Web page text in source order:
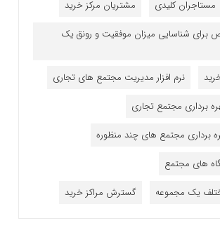
مستاجران کلیدی
مشتریان مرکز خرید
برای شناسایی میزان موفقیت و رونق یک
نرم افزار مدیریت مجتمع های تجاری
برداری مجتمع تجاری
برداری مجتمع های چند منظوره
های مجتمع
یک مجموعه
گسترش مراکز خرید